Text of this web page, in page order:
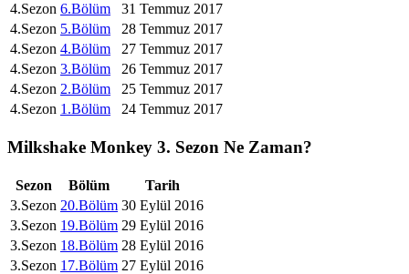
4.Sezon 6.Bölüm
31 Temmuz 2017
4.Sezon 5.Bölüm
28 Temmuz 2017
4.Sezon 4.Bölüm
27 Temmuz 2017
4.Sezon 3.Bölüm
26 Temmuz 2017
4.Sezon 2.Bölüm
25 Temmuz 2017
4.Sezon 1.Bölüm 24 Temmuz 2017
Milkshake Monkey 3. Sezon Ne Zaman?
Sezon Bölüm
Tarih
3.Sezon 20.Bölüm 30 Eylül 2016
3.Sezon 19.Bölüm 29 Eylül 2016
3.Sezon 18.Bölüm 28 Eylül 2016
3.Sezon 17.Bölüm 27 Eylül 2016